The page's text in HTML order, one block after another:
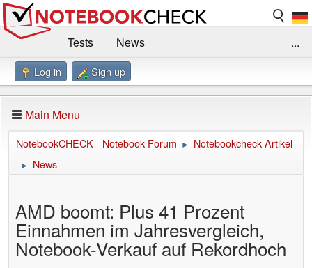
Tests
News
Benchmarks / Technik
Forum
Impressum
...
Log in Sign up
Main Menu
NotebookCHECK - Notebook Forum ► Notebookcheck Artikel
► News
AMD boomt: Plus 41 Prozent
Einnahmen im Jahresvergleich,
Notebook-Verkauf auf Rekordhoch